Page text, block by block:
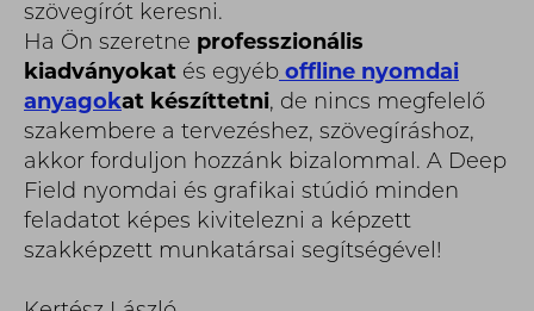
szövegírót keresni.
Ha Ön szeretne professzionális
kiadványokat és egyéb offline nyomdai
anyagokat készíttetni, de nincs megfelelő
szakembere a tervezéshez, szövegíráshoz,
akkor forduljon hozzánk bizalommal. A Deep
Field nyomdai és grafikai stúdió minden
feladatot képes kivitelezni a képzett
szakképzett munkatársai segítségével!